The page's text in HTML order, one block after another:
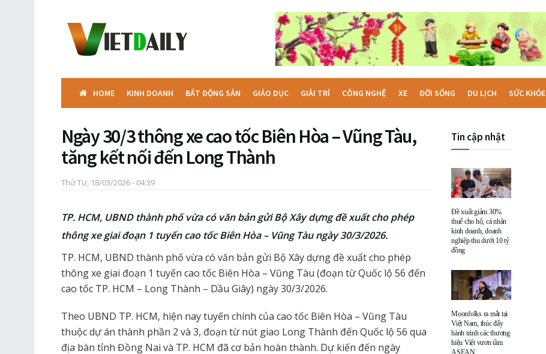
HOME KINH DOANH BẤT ĐỘNG SẢN GIÁO DỤC GIẢI TRÍ CÔNG NGHỆ XE ĐỜI SỐNG DU LỊCH SỨC KHỎE
Ngày 30/3 thông xe cao tốc Biên Hòa – Vũng Tàu,
tăng kết nối đến Long Thành
Thứ Tư, 18/03/2026 - 04:39
TP. HCM, UBND thành phố vừa có văn bản gửi Bộ Xây dựng đề xuất cho phép
thông xe giai đoạn 1 tuyến cao tốc Biên Hòa – Vũng Tàu ngày 30/3/2026.
TP. HCM, UBND thành phố vừa có văn bản gửi Bộ Xây dựng đề xuất cho phép
thông xe giai đoạn 1 tuyến cao tốc Biên Hòa – Vũng Tàu (đoạn từ Quốc lộ 56 đến
cao tốc TP. HCM – Long Thành – Dầu Giây) ngày 30/3/2026.
Theo UBND TP. HCM, hiện nay tuyến chính của cao tốc Biên Hòa – Vũng Tàu
thuộc dự án thành phần 2 và 3, đoạn từ nút giao Long Thành đến Quốc lộ 56 qua
địa bàn tỉnh Đồng Nai và TP. HCM đã cơ bản hoàn thành. Dự kiến đến ngày
Tin cập nhật
Đề xuất giảm 30%
thuế cho hộ, cá nhân
kinh doanh, doanh
nghiệp thu dưới 10 tỷ
đồng
Moonfolks ra mắt tại
Việt Nam, thúc đẩy
hành trình các thương
hiệu Việt vươn tầm
ASEAN